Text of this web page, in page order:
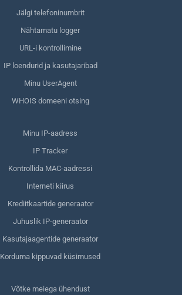
Jälgi telefoninumbrit
Nähtamatu logger
URL-i kontrollimine
IP loendurid ja kasutajaribad
Minu UserAgent
WHOIS domeeni otsing
Minu IP-aadress
IP Tracker
Kontrollida MAC-aadressi
Interneti kiirus
Krediitkaartide generaator
Juhuslik IP-generaator
Kasutajaagentide generaator
Korduma kippuvad küsimused
Võtke meiega ühendust